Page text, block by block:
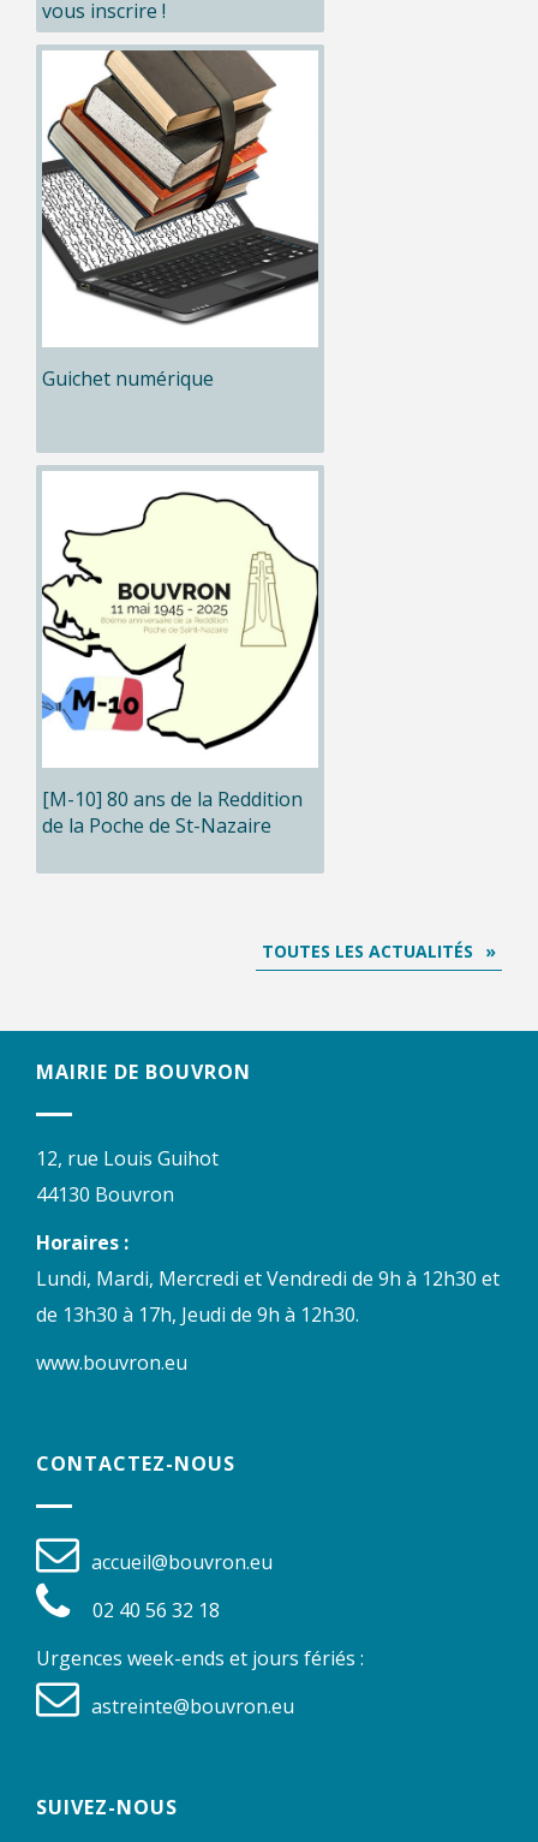
vous inscrire !
Guichet numérique
[M-10] 80 ans de la Reddition
de la Poche de St-Nazaire
TOUTES LES ACTUALITÉS
MAIRIE DE BOUVRON
12, rue Louis Guihot
44130 Bouvron
Horaires :
Lundi, Mardi, Mercredi et Vendredi de 9h à 12h30 et
de 13h30 à 17h, Jeudi de 9h à 12h30.
www.bouvron.eu
CONTACTEZ-NOUS
accueil@bouvron.eu
02 40 56 32 18
Urgences week-ends et jours fériés :
astreinte@bouvron.eu
SUIVEZ-NOUS